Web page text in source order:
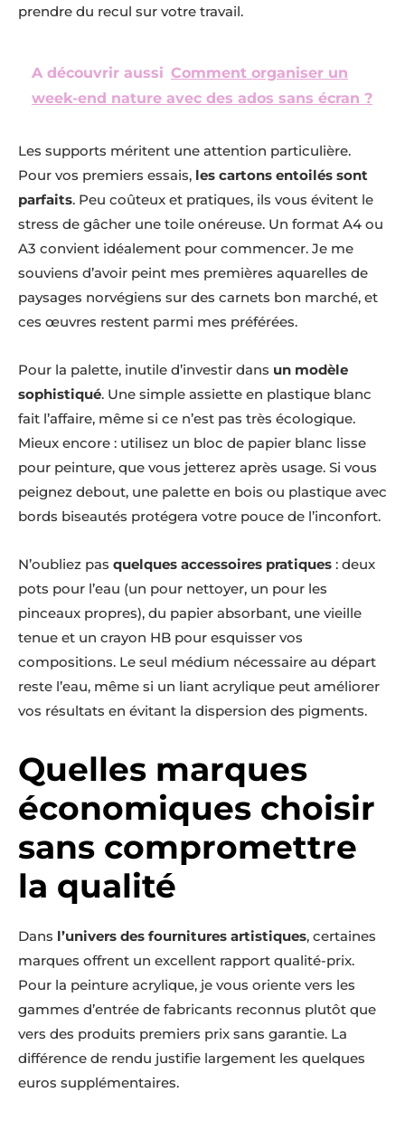
prendre du recul sur votre travail.
A découvrir aussi Comment organiser un
week-end nature avec des ados sans écran ?
Les supports méritent une attention particulière.
Pour vos premiers essais, les cartons entoilés sont
parfaits. Peu coûteux et pratiques, ils vous évitent le
stress de gâcher une toile onéreuse. Un format A4 ou
A3 convient idéalement pour commencer. Je me
souviens d’avoir peint mes premières aquarelles de
paysages norvégiens sur des carnets bon marché, et
ces œuvres restent parmi mes préférées.
Pour la palette, inutile d’investir dans un modèle
sophistiqué. Une simple assiette en plastique blanc
fait l’affaire, même si ce n’est pas très écologique.
Mieux encore : utilisez un bloc de papier blanc lisse
pour peinture, que vous jetterez après usage. Si vous
peignez debout, une palette en bois ou plastique avec
bords biseautés protégera votre pouce de l’inconfort.
N’oubliez pas quelques accessoires pratiques : deux
pots pour l’eau (un pour nettoyer, un pour les
pinceaux propres), du papier absorbant, une vieille
tenue et un crayon HB pour esquisser vos
compositions. Le seul médium nécessaire au départ
reste l’eau, même si un liant acrylique peut améliorer
vos résultats en évitant la dispersion des pigments.
Quelles marques
économiques choisir
sans compromettre
la qualité
Dans l’univers des fournitures artistiques, certaines
marques offrent un excellent rapport qualité-prix.
Pour la peinture acrylique, je vous oriente vers les
gammes d’entrée de fabricants reconnus plutôt que
vers des produits premiers prix sans garantie. La
différence de rendu justifie largement les quelques
euros supplémentaires.